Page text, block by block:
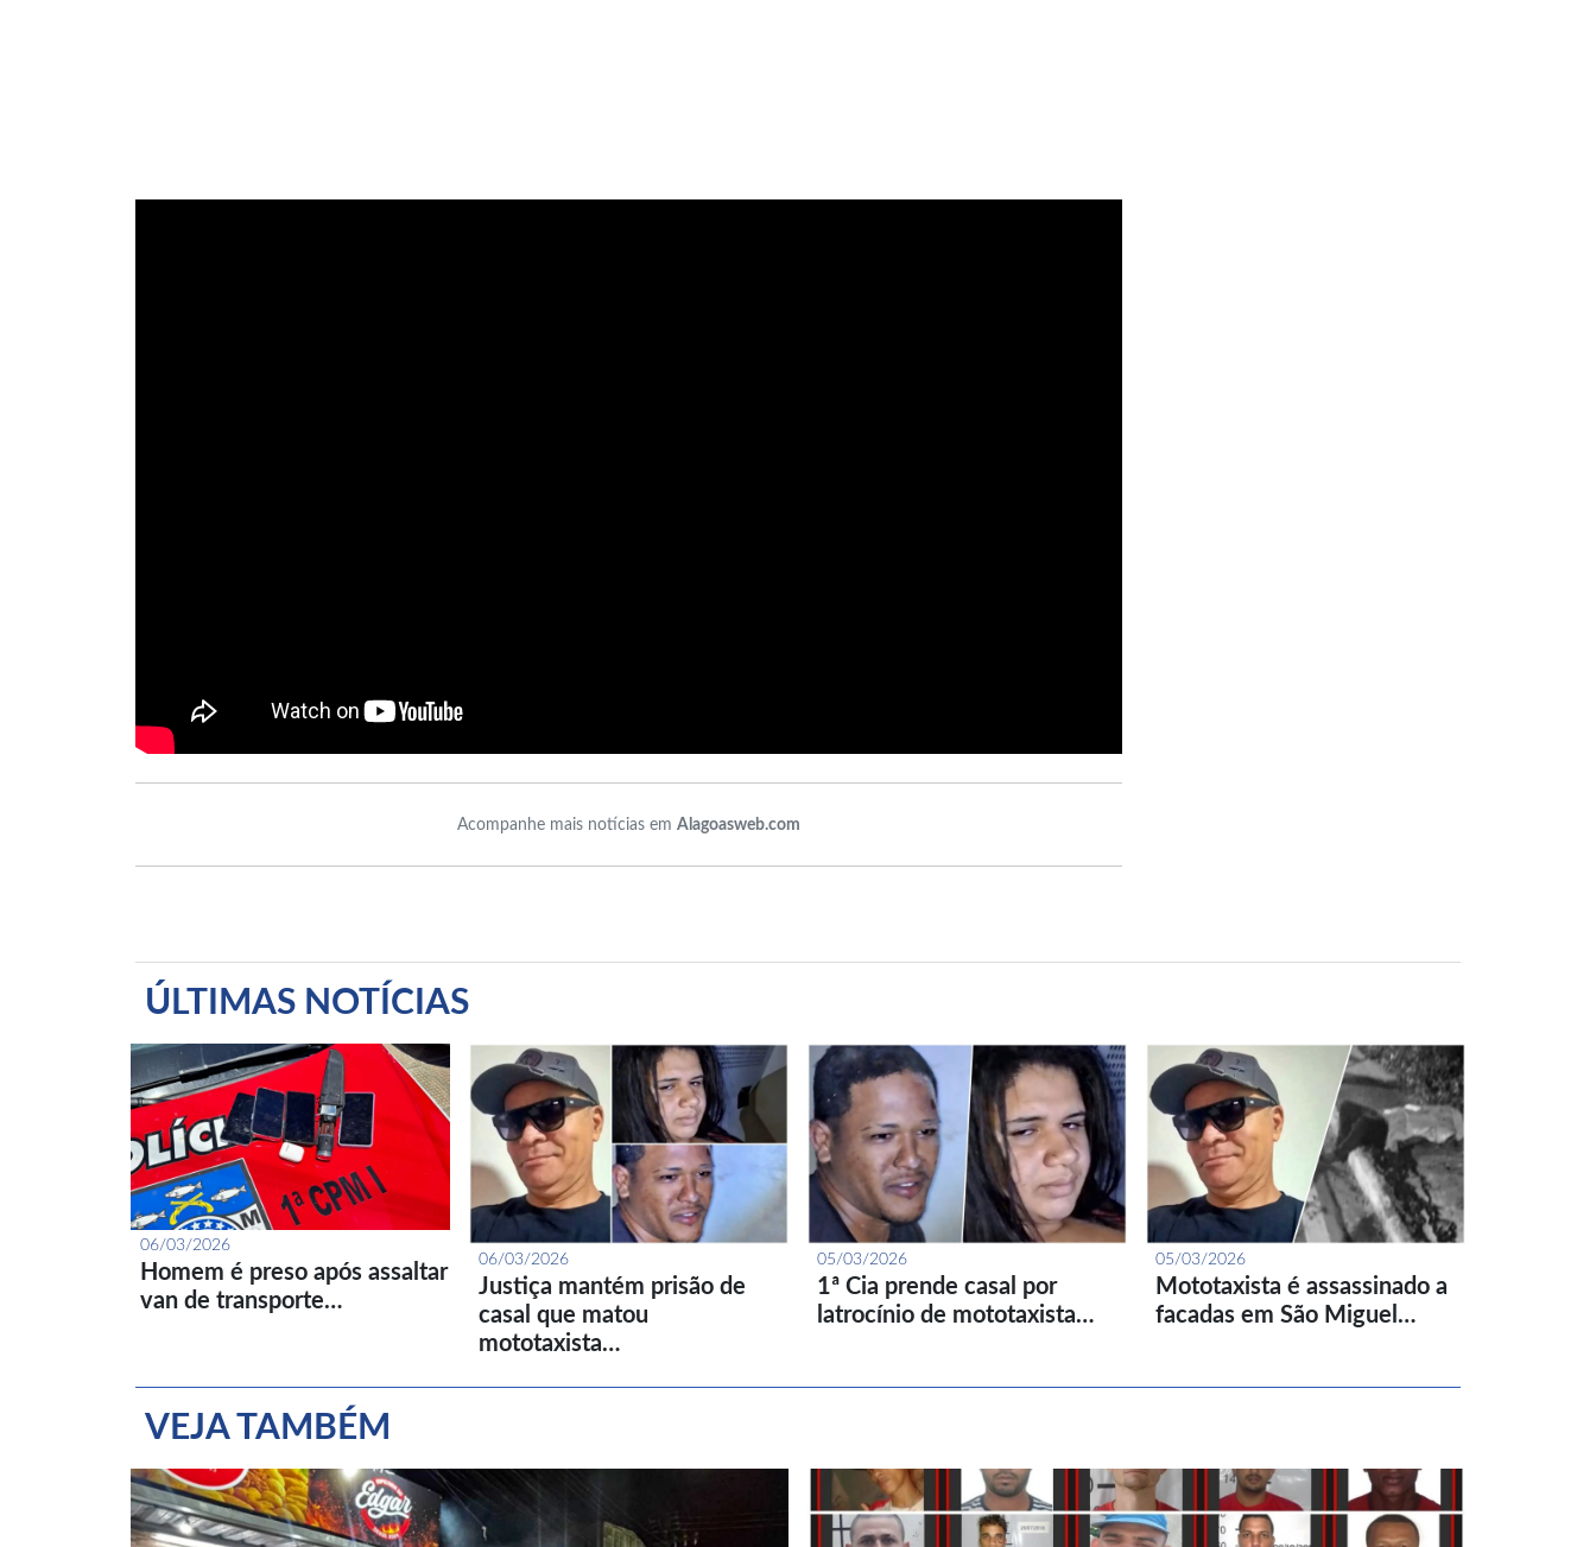
Acompanhe mais notícias em Alagoasweb.com
ÚLTIMAS NOTÍCIAS
06/03/2026
Homem é preso após assaltar
van de transporte…
06/03/2026
Justiça mantém prisão de
casal que matou
mototaxista…
05/03/2026
1ª Cia prende casal por
latrocínio de mototaxista…
05/03/2026
Mototaxista é assassinado a
facadas em São Miguel…
VEJA TAMBÉM